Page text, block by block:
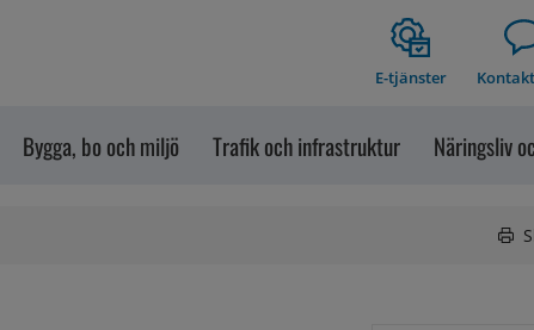
E-tjänster
Bygga, bo och miljö Trafik och infrastruktur Näringsliv